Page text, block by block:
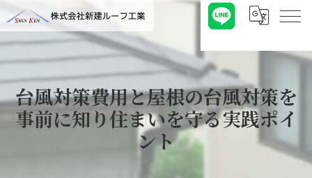
台風対策費用と屋根の台風対策を
事前に知り住まいを守る実践ポイ
ント